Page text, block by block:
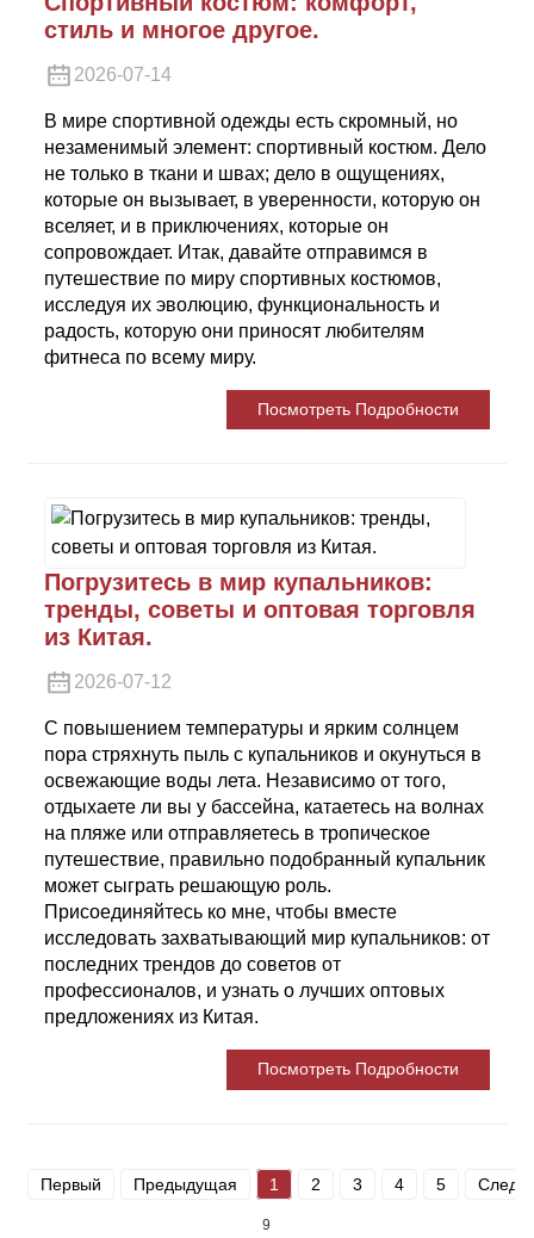
стиль и многое другое.
2026-07-14
В мире спортивной одежды есть скромный, но
незаменимый элемент: спортивный костюм. Дело
не только в ткани и швах; дело в ощущениях,
которые он вызывает, в уверенности, которую он
вселяет, и в приключениях, которые он
сопровождает. Итак, давайте отправимся в
путешествие по миру спортивных костюмов,
исследуя их эволюцию, функциональность и
радость, которую они приносят любителям
фитнеса по всему миру.
Посмотреть Подробности
Погрузитесь в мир купальников:
тренды, советы и оптовая торговля
из Китая.
2026-07-12
С повышением температуры и ярким солнцем
пора стряхнуть пыль с купальников и окунуться в
освежающие воды лета. Независимо от того,
отдыхаете ли вы у бассейна, катаетесь на волнах
на пляже или отправляетесь в тропическое
путешествие, правильно подобранный купальник
может сыграть решающую роль.
Присоединяйтесь ко мне, чтобы вместе
исследовать захватывающий мир купальников: от
последних трендов до советов от
профессионалов, и узнать о лучших оптовых
предложениях из Китая.
Посмотреть Подробности
Первый Предыдущая 1 2 3 4 5
9